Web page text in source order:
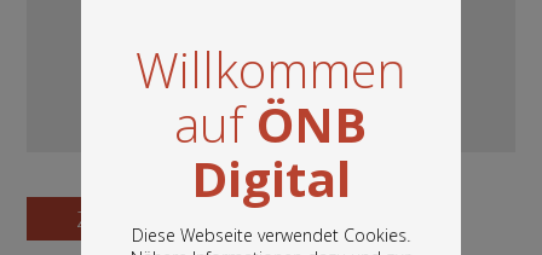
Willkommen
aufÖNB
Digital
Diese Webseite verwendet Cookies.
Zum Digitalisat